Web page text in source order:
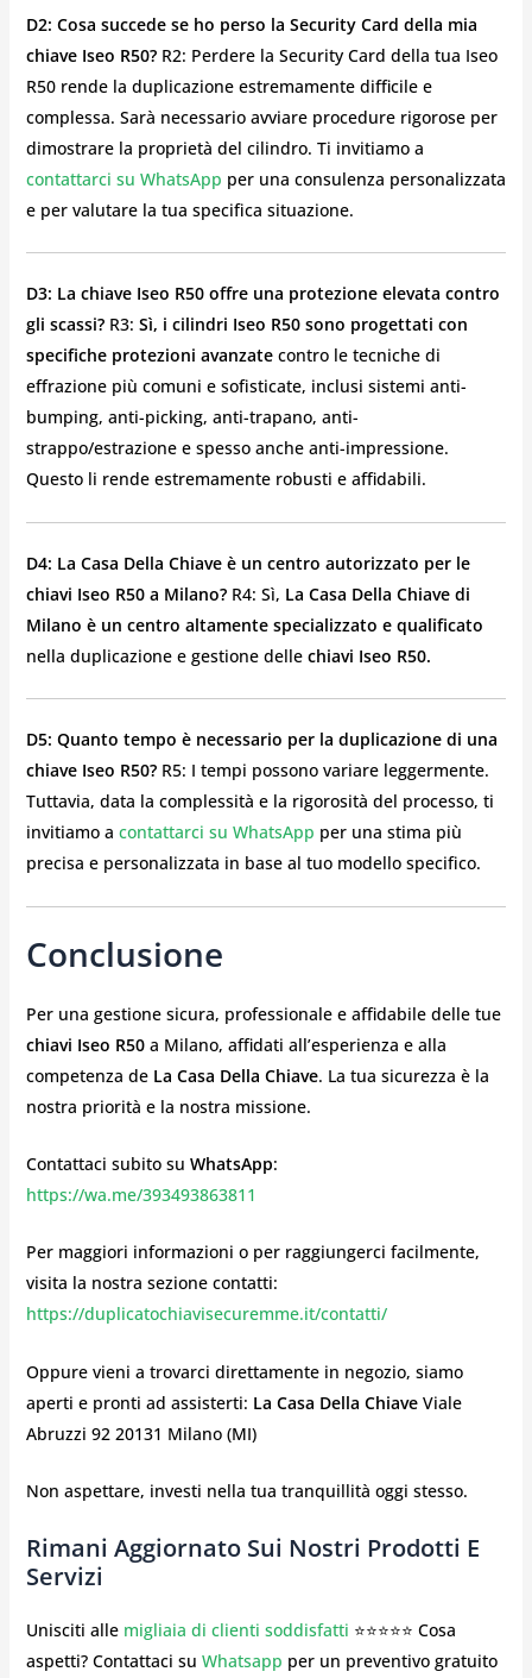
D2: Cosa succede se ho perso la Security Card della mia
chiave Iseo R50?R2: Perdere la Security Card della tua Iseo
R50 rende la duplicazione estremamente difficile e
complessa. Sarà necessario avviare procedure rigorose per
dimostrare la proprietà del cilindro. Ti invitiamo a
contattarci su WhatsApp per una consulenza personalizzata
e per valutare la tua specifica situazione.
D3: La chiave Iseo R50 offre una protezione elevata contro
gli scassi?R3: Sì, i cilindri Iseo R50 sono progettati con
specifiche protezioni avanzatecontro le tecniche di
effrazione più comuni e sofisticate, inclusi sistemi anti-
bumping, anti-picking, anti-trapano, anti-
strappo/estrazione e spesso anche anti-impressione.
Questo li rende estremamente robusti e affidabili.
D4: La Casa Della Chiave è un centro autorizzato per le
chiavi Iseo R50 a Milano?R4: Sì, La Casa Della Chiave di
Milano è un centro altamente specializzato e qualificato
nella duplicazione e gestione delle chiavi Iseo R50.
D5: Quanto tempo è necessario per la duplicazione di una
chiave Iseo R50?R5: I tempi possono variare leggermente.
Tuttavia, data la complessità e la rigorosità del processo, ti
invitiamo a contattarci su WhatsApp per una stima più
precisa e personalizzata in base al tuo modello specifico.
Conclusione
Per una gestione sicura, professionale e affidabile delle tue
chiavi Iseo R50a Milano, affidati all’esperienza e alla
competenza de La Casa Della Chiave. La tua sicurezza è la
nostra priorità e la nostra missione.
Contattaci subito su WhatsApp:
https://wa.me/393493863811
Per maggiori informazioni o per raggiungerci facilmente,
visita la nostra sezione contatti:
https://duplicatochiavisecuremme.it/contatti/
Oppure vieni a trovarci direttamente in negozio, siamo
aperti e pronti ad assisterti: La Casa Della ChiaveViale
Abruzzi 92 20131 Milano (MI)
Non aspettare, investi nella tua tranquillità oggi stesso.
Rimani Aggiornato Sui Nostri Prodotti E
Servizi
Unisciti alle migliaia di clienti soddisfatti ⭐⭐⭐⭐⭐ Cosa
aspetti? Contattaci su Whatsapp per un preventivo gratuito